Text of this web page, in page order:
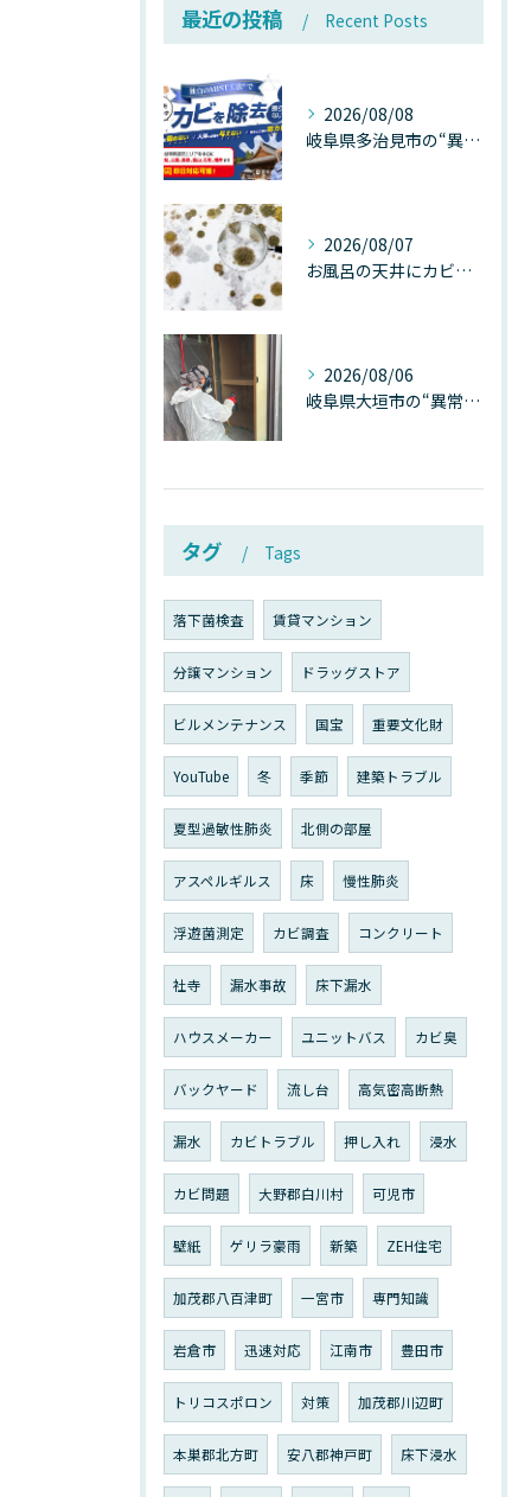
最近の投稿 Recent Posts
2026/08/08
岐阜県多治見市の“異常な高温”が建物内部を破壊する──深層カビが急増する危険な温度差の正体
2026/08/07
お風呂の天井にカビが生えたら要注意！2026年8月の猛暑・高湿度で急増する浴室カビの原因と正しい対策
2026/08/06
岐阜県大垣市の“異常に高い気温”が建物内部を腐らせる──深層カビが爆発的に増える本当の理由
タグ Tags
落下菌検査 賃貸マンション
分譲マンション ドラッグストア
ビルメンテナンス 国宝 重要文化財
YouTube 冬 季節 建築トラブル
夏型過敏性肺炎 北側の部屋
アスペルギルス 床 慢性肺炎
浮遊菌測定 カビ調査 コンクリート
社寺 漏水事故 床下漏水
ハウスメーカー ユニットバス カビ臭
バックヤード 流し台 高気密高断熱
漏水 カビトラブル 押し入れ 浸水
カビ問題 大野郡白川村 可児市
壁紙 ゲリラ豪雨 新築 ZEH住宅
加茂郡八百津町 一宮市 専門知識
岩倉市 迅速対応 江南市 豊田市
トリコスポロン 対策 加茂郡川辺町
本巣郡北方町 安八郡神戸町 床下浸水